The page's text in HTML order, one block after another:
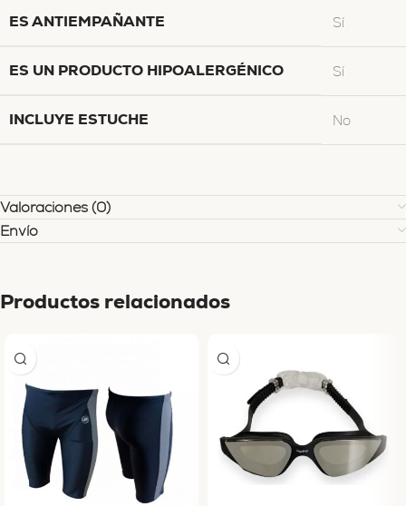
ES ANTIEMPAÑANTE Sí
ES UN PRODUCTO HIPOALERGÉNICO Sí
INCLUYE ESTUCHE No
Valoraciones (0)
Envío
Productos relacionados